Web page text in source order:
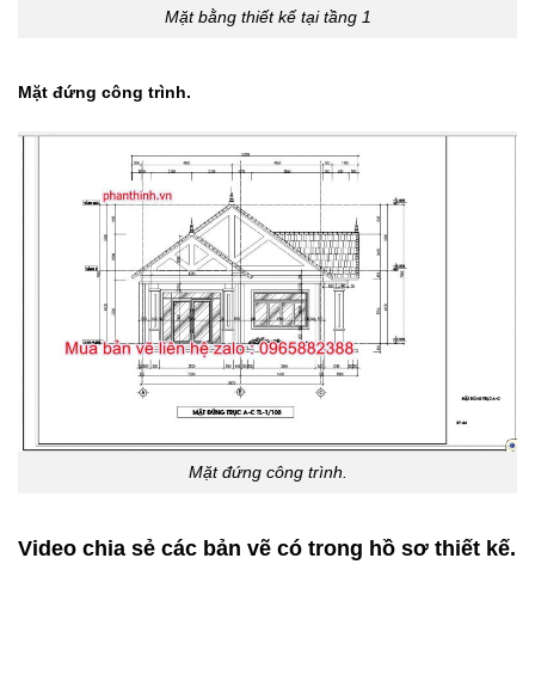
Mặt bằng thiết kế tại tầng 1
Mặt đứng công trình.
Mặt đứng công trình.
Video chia sẻ các bản vẽ có trong hồ sơ thiết kế.